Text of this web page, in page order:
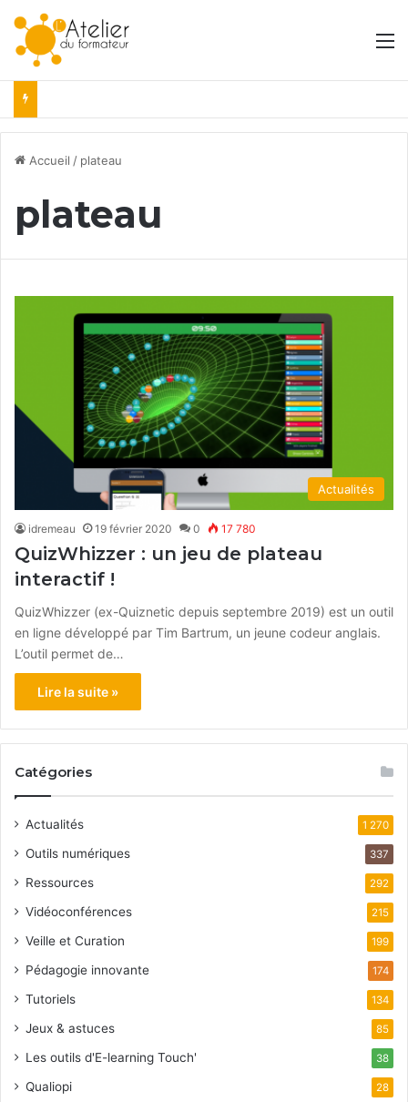
Accueil / plateau
plateau
Actualités
idremeau 19 février 2020 0 17 780
QuizWhizzer : un jeu de plateau
interactif !
QuizWhizzer (ex-Quiznetic depuis septembre 2019) est un outil
en ligne développé par Tim Bartrum, un jeune codeur anglais.
L’outil permet de…
Lire la suite »
Catégories
Actualités 1 270
Outils numériques 337
Ressources 292
Vidéoconférences 215
Veille et Curation 199
Pédagogie innovante 174
Tutoriels 134
Jeux & astuces 85
Les outils d'E-learning Touch' 38
Qualiopi 28